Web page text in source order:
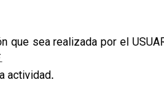
sea realizada por el
actividad.